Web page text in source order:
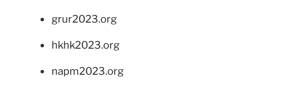
grur2023.org
hkhk2023.org
napm2023.org